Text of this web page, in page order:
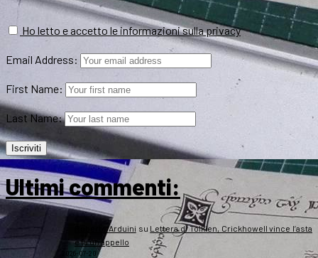
Ho letto e accetto le informazioni sulla privacy
Email Address:
First Name:
Last Name:
Ultimi commenti:
Roberto Arduini su Lettera di Tolkien, Crickhowell vince l’asta
e fa un appello
2026-07-20